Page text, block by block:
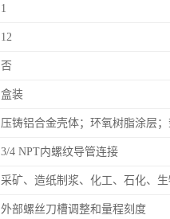
1
12
否
盒装
3/4 NPT内螺纹导管连接
外部螺丝刀槽调整和量程刻度